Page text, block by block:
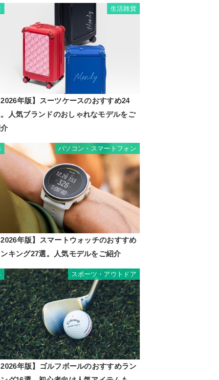
生活雑貨
年版】スーツケースのおすすめ24
人気ブランドのおしゃれなモデルをご
パソコン・スマートフォン
年版】スマートウォッチのおすすめ
キング27選。人気モデルをご紹介
スポーツ・アウトドア
年版】ゴルフボールのおすすめラン